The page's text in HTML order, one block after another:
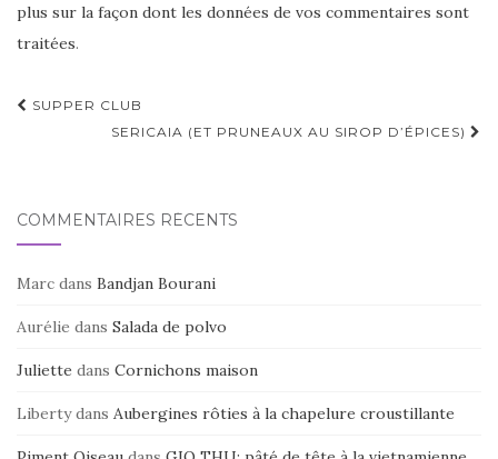
plus sur la façon dont les données de vos commentaires sont
traitées.
Navigation
d'article
SUPPER CLUB
SERICAIA (ET PRUNEAUX AU SIROP D’ÉPICES)
COMMENTAIRES RÉCENTS
Marc dans Bandjan Bourani
Aurélie dans Salada de polvo
Juliette dans Cornichons maison
Libertydans Aubergines rôties à la chapelure croustillante